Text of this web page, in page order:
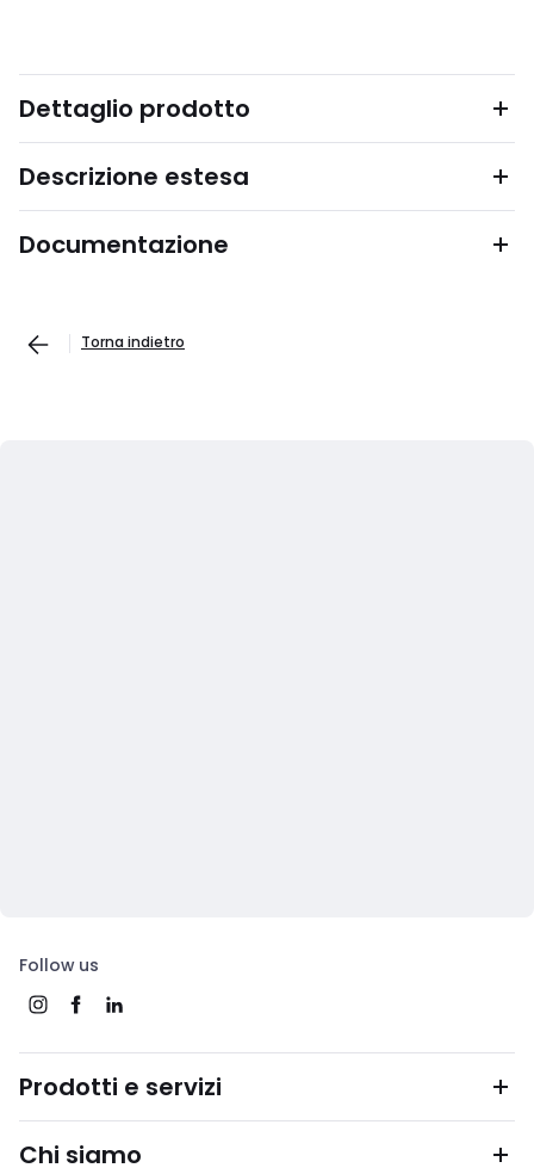
Dettaglio prodotto
Descrizione estesa
Documentazione
Torna indietro
Follow us
Prodotti e servizi
Chi siamo